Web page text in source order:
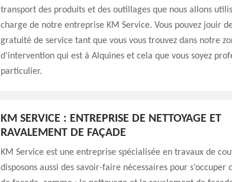
transport des produits et des outillages que nous allons
charge de notre entreprise KM Service. Vous pouvez jouir
gratuité de service tant que vous vous trouvez dans notre
d’intervention qui est à Alquines et cela que vous soyez
particulier.
KM SERVICE : ENTREPRISE DE NETTOYAGE ET
RAVALEMENT DE FAÇADE
KM Service est une entreprise spécialisée en travaux de
disposons aussi des savoir-faire nécessaires pour s’occuper